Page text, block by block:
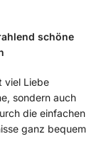
schöne
viel Liebe
sondern auch
die einfachen
ganz bequem